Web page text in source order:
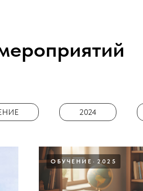
2024
ОБУЧЕНИЕ 2025